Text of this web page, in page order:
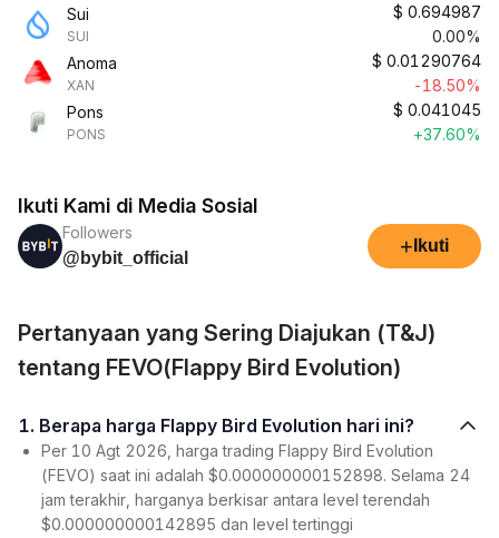
Sui
SUI
$ 0.694987
0.00%
Anoma
XAN
$ 0.01290764
-18.50%
Pons
PONS
$ 0.041045
+37.60%
Ikuti Kami di Media Sosial
Followers
@bybit_official
+ Ikuti
Pertanyaan yang Sering Diajukan (T&J)
tentang FEVO(Flappy Bird Evolution)
1. Berapa harga Flappy Bird Evolution hari ini?
Per 10 Agt 2026, harga trading Flappy Bird Evolution
(FEVO) saat ini adalah $0.000000000152898. Selama 24
jam terakhir, harganya berkisar antara level terendah
$0.000000000142895 dan level tertinggi